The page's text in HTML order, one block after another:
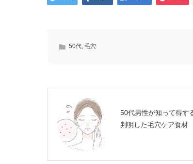
50代, 毛穴
50代男性が知って得す
判明した毛穴ケア食材